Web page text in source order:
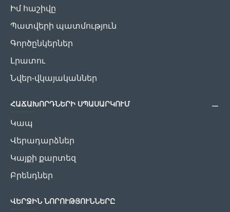
Իմ հաշիվը
Պատվերի պատմություն
Գործընկերներ
Լրատու
Նվեր-վկայականներ
ՀԱՃԱԽՈՐԴՆԵՐԻ ՍՊԱՍԱՐԿՈՒՄ
Կապ
Վերադարձներ
Կայքի քարտեզ
Բրենդներ
ՎԵՐՋԻՆ ՆՈՐՈՒԹՅՈՒՆՆԵՐԸ